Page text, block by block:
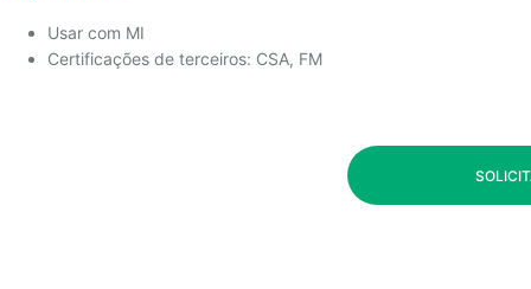
Usar com MI
Certificações de terceiros: CSA, FM